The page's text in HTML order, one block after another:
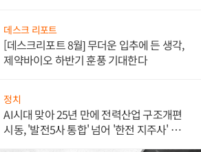
데스크 리포트
[데스크리포트 8월] 무더운 입추에 든 생각,
제약바이오 하반기 훈풍 기대한다
정치
AI시대 맞아 25년 만에 전력산업 구조개편
시동, '발전5사 통합' 넘어 '한전 지주사' 재편